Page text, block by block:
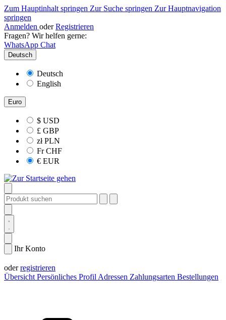
Zum Hauptinhalt springen Zur Suche springen Zur Hauptnavigation
springen
Anmelden oder Registrieren
Fragen? Wir helfen gerne:
WhatsApp Chat
Deutsch
Deutsch
English
Euro
$ USD
£ GBP
złPLN
FrCHF
€ EUR
Ihr Konto
oderregistrieren
Übersicht Persönliches Profil Adressen Zahlungsarten Bestellungen